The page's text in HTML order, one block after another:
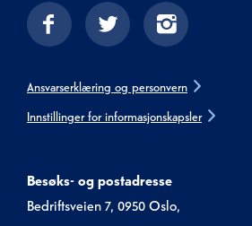
Ansvarserklæring og personvern
Innstillinger for informasjonskapsler
Besøks- og postadresse
Bedriftsveien 7, 0950 Oslo,